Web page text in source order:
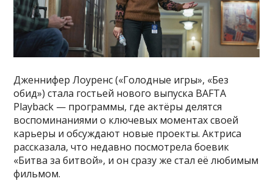
Дженнифер Лоуренс («Голодные игры», «Без
обид») стала гостьей нового выпуска BAFTA
Playback — программы, где актёры делятся
воспоминаниями о ключевых моментах своей
карьеры и обсуждают новые проекты. Актриса
рассказала, что недавно посмотрела боевик
«Битва за битвой», и он сразу же стал её любимым
фильмом.